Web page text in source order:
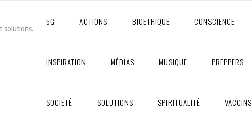
solutions.
5G ACTIONS BIOÉTHIQUE CONSCIENCE
INSPIRATION MÉDIAS MUSIQUE PREPPERS
SOCIÉTÉ SOLUTIONS SPIRITUALITÉ VACCINS